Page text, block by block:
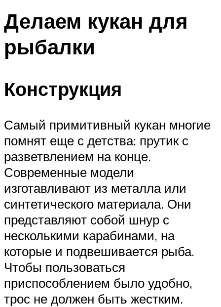
Делаем кукан для
рыбалки
Конструкция
Самый примитивный кукан многие
помнят еще с детства: прутик с
разветвлением на конце.
Современные модели
изготавливают из металла или
синтетического материала. Они
представляют собой шнур с
несколькими карабинами, на
которые и подвешивается рыба.
Чтобы пользоваться
приспособлением было удобно,
трос не должен быть жестким.